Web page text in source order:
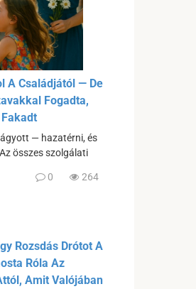
A Családjától — De
Fogadta,
— hazatérni, és
összes szolgálati
0 264
Rozsdás Drótot A
Róla Az
Amit Valójában